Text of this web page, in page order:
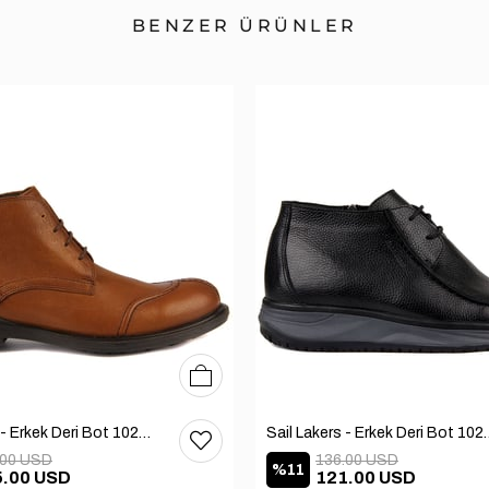
BENZER ÜRÜNLER
Sail Lakers - Erkek Deri Bot 102-1599-1458
USD
USD
40 41
Sail Lakers
%11 121.00 USD
136.00 USD